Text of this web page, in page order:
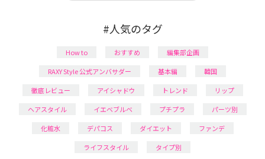
#人気のタグ
How to おすすめ
編集部企画
RAXY Style 公式アンバサダー
基本編
韓国
徹底レビュー
アイシャドウ トレンド
リップ
ヘアスタイル
イエベブルベ プチプラ
パーツ別
化粧水
デパコス ダイエット
ファンデ
ライフスタイル
タイプ別